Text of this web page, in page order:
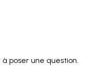
poser une question.